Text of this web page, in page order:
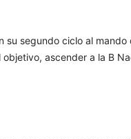
su segundo ciclo al
ascender a la B